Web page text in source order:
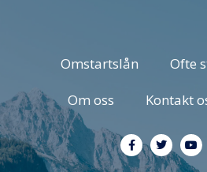
Omstartslån
Ofte
Om oss
Kontakt